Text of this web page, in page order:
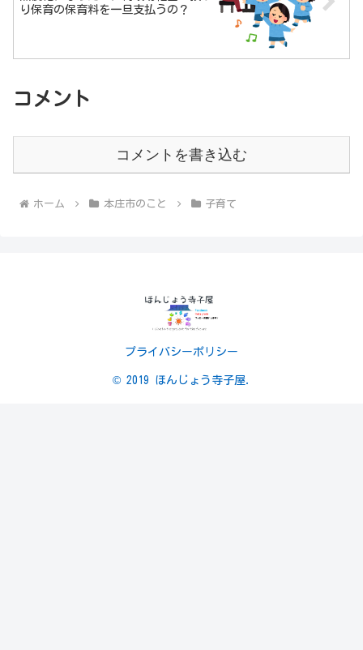
り保育の保育料を一旦支払うの？
コメント
コメントを書き込む
ホーム 本庄市のこと 子育て
プライバシーポリシー
© 2019 ほんじょう寺子屋.